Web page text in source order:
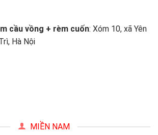
cầu vồng + rèm cuốn: Xóm 10, xã Yên
Hà Nội
MIỀN NAM